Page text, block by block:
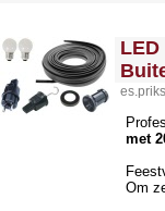
<!-- MakeFullWidth0 --><!-- MakeFullWidth1 --><!-- MakeFullWidth2 --
met
Om